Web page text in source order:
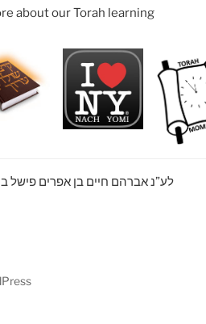
about our Torah learning
לע”נ אברהם חיים בן אפרים